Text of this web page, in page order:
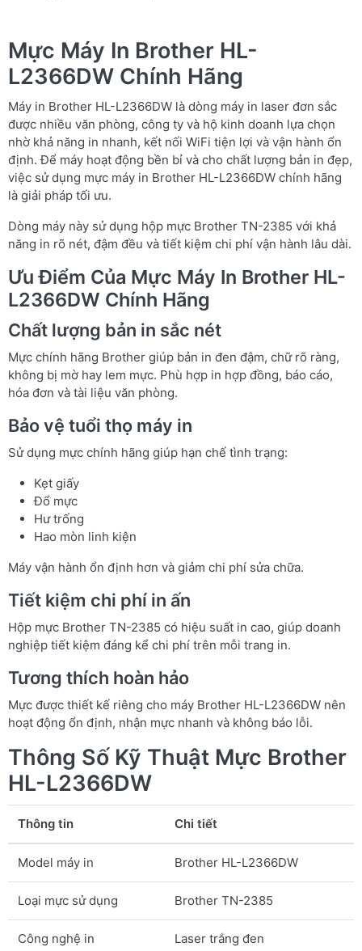
Mực Máy In Brother HL-
L2366DW Chính Hãng
Máy in Brother HL-L2366DW là dòng máy in laser đơn sắc
được nhiều văn phòng, công ty và hộ kinh doanh lựa chọn
nhờ khả năng in nhanh, kết nối WiFi tiện lợi và vận hành ổn
định. Để máy hoạt động bền bỉ và cho chất lượng bản in đẹp,
việc sử dụng mực máy in Brother HL-L2366DW chính hãng
là giải pháp tối ưu.
Dòng máy này sử dụng hộp mực Brother TN-2385 với khả
năng in rõ nét, đậm đều và tiết kiệm chi phí vận hành lâu dài.
Ưu Điểm Của Mực Máy In Brother HL-
L2366DW Chính Hãng
Chất lượng bản in sắc nét
Mực chính hãng Brother giúp bản in đen đậm, chữ rõ ràng,
không bị mờ hay lem mực. Phù hợp in hợp đồng, báo cáo,
hóa đơn và tài liệu văn phòng.
Bảo vệ tuổi thọ máy in
Sử dụng mực chính hãng giúp hạn chế tình trạng:
Kẹt giấy
Đổ mực
Hư trống
Hao mòn linh kiện
Máy vận hành ổn định hơn và giảm chi phí sửa chữa.
Tiết kiệm chi phí in ấn
Hộp mực Brother TN-2385 có hiệu suất in cao, giúp doanh
nghiệp tiết kiệm đáng kể chi phí trên mỗi trang in.
Tương thích hoàn hảo
Mực được thiết kế riêng cho máy Brother HL-L2366DW nên
hoạt động ổn định, nhận mực nhanh và không báo lỗi.
Thông Số Kỹ Thuật Mực Brother
HL-L2366DW
Thông tin Chi tiết
Model máy in Brother HL-L2366DW
Loại mực sử dụng Brother TN-2385
Công nghệ in Laser trắng đen